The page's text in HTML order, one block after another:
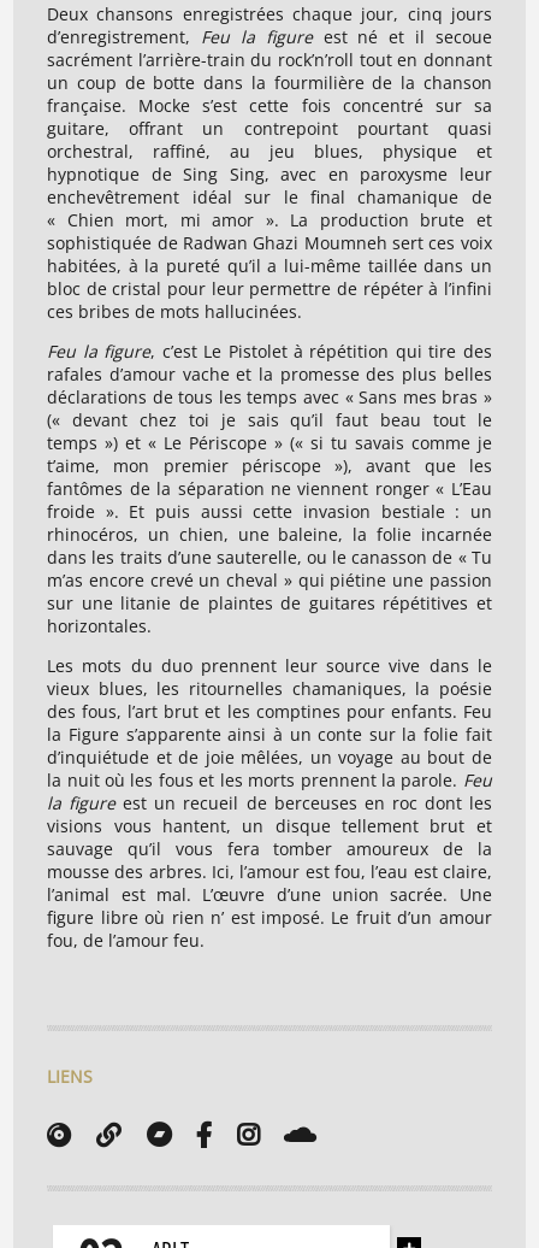
Deux chansons enregistrées chaque jour, cinq jours
d’enregistrement, Feu la figureest né et il secoue
sacrément l’arrière-train du rock’n’roll tout en donnant
un coup de botte dans la fourmilière de la chanson
française. Mocke s’est cette fois concentré sur sa
guitare, offrant un contrepoint pourtant quasi
orchestral, raffiné, au jeu blues, physique et
hypnotique de Sing Sing, avec en paroxysme leur
enchevêtrement idéal sur le final chamanique de
« Chien mort, mi amor ». La production brute et
sophistiquée de Radwan Ghazi Moumneh sert ces voix
habitées, à la pureté qu’il a lui-même taillée dans un
bloc de cristal pour leur permettre de répéter à l’infini
ces bribes de mots hallucinées.
Feu la figure, c’est Le Pistolet à répétition qui tire des
rafales d’amour vache et la promesse des plus belles
déclarations de tous les temps avec « Sans mes bras »
(« devant chez toi je sais qu’il faut beau tout le
temps ») et « Le Périscope » (« si tu savais comme je
t’aime, mon premier périscope »), avant que les
fantômes de la séparation ne viennent ronger « L’Eau
froide ». Et puis aussi cette invasion bestiale : un
rhinocéros, un chien, une baleine, la folie incarnée
dans les traits d’une sauterelle, ou le canasson de « Tu
m’as encore crevé un cheval » qui piétine une passion
sur une litanie de plaintes de guitares répétitives et
horizontales.
Les mots du duo prennent leur source vive dans le
vieux blues, les ritournelles chamaniques, la poésie
des fous, l’art brut et les comptines pour enfants. Feu
la Figure s’apparente ainsi à un conte sur la folie fait
d’inquiétude et de joie mêlées, un voyage au bout de
la nuit où les fous et les morts prennent la parole. Feu
la figureest un recueil de berceuses en roc dont les
visions vous hantent, un disque tellement brut et
sauvage qu’il vous fera tomber amoureux de la
mousse des arbres. Ici, l’amour est fou, l’eau est claire,
l’animal est mal. L’œuvre d’une union sacrée. Une
figure libre où rien n’ est imposé. Le fruit d’un amour
fou, de l’amour feu.
LIENS